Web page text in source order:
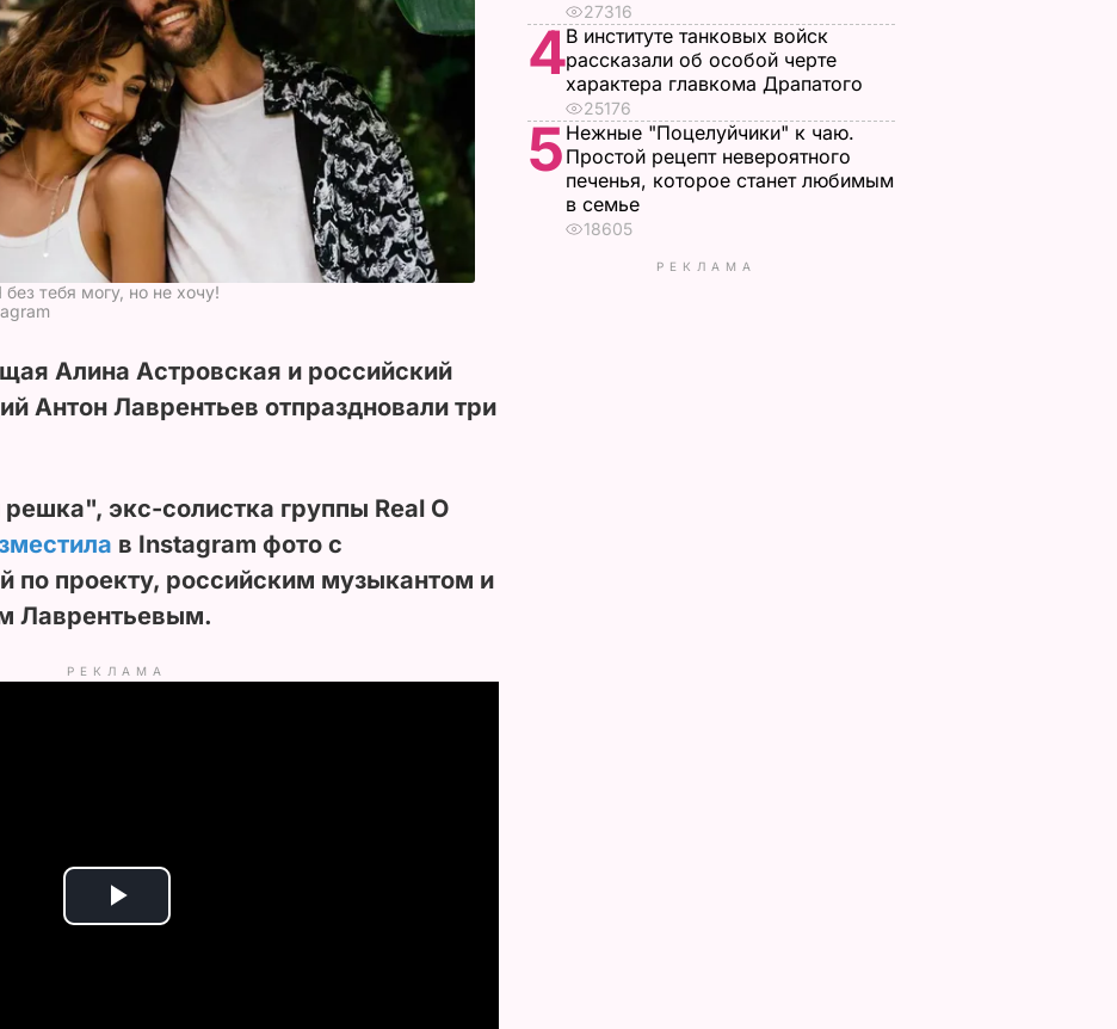
тебя могу, но не хочу!
Алина Астровская и российский
Антон Лаврентьев отпраздновали три
экс-солистка группы Real O
в Instagram фото с
по проекту, российским музыкантом и
Лаврентьевым.
РЕКЛАМА
P
27316
4В институте танковых войск
рассказали об особой черте
характера главкома Драпатого
25176
5 Нежные "Поцелуйчики" к чаю.
Простой рецепт невероятного
печенья, которое станет любимым
в семье
18605
РЕКЛАМА